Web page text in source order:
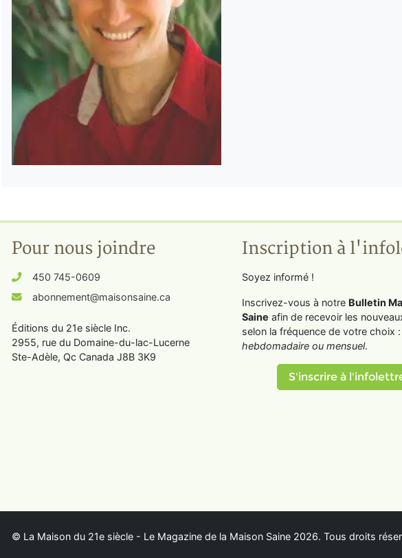
Pour nous joindre
450 745-0609
abonnement@maisonsaine.ca
Éditions du 21e siècle Inc.
2955, rue du Domaine-du-lac-Lucerne
Ste-Adèle, Qc Canada J8B 3K9
Inscription à
Soyez informé !
Inscrivez-vous à notre Bulletin
Saine afin de recevoir les
selon la fréquence de votre choix :
hebdomadaire ou mensuel.
S'inscrire à
© La Maison du 21e siècle - Le Magazine de la Maison Saine 2026. Tous droits